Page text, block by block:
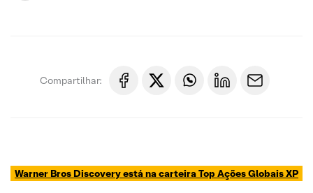
Compartilhar:
Warner Bros Discovery está na carteira Top Ações Globais XP